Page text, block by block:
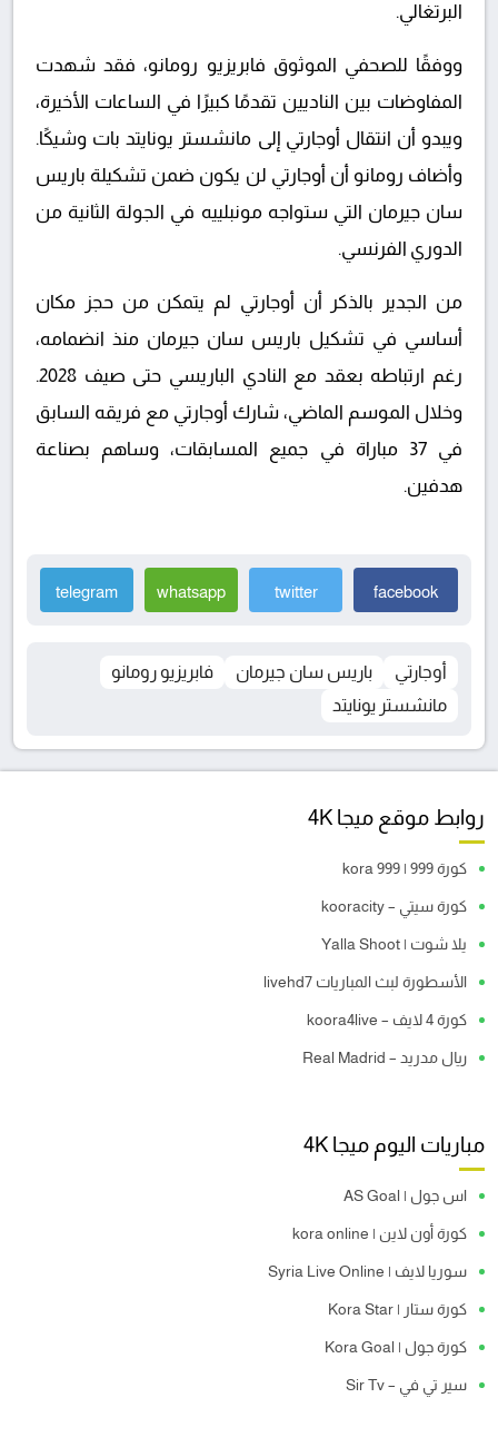
البرتغالي.
ووفقًا للصحفي الموثوق فابريزيو رومانو، فقد شهدت
المفاوضات بين الناديين تقدمًا كبيرًا في الساعات الأخيرة،
ويبدو أن انتقال أوجارتي إلى مانشستر يونايتد بات وشيكًا.
وأضاف رومانو أن أوجارتي لن يكون ضمن تشكيلة باريس
سان جيرمان التي ستواجه مونبلييه في الجولة الثانية من
الدوري الفرنسي.
من الجدير بالذكر أن أوجارتي لم يتمكن من حجز مكان
أساسي في تشكيل باريس سان جيرمان منذ انضمامه،
رغم ارتباطه بعقد مع النادي الباريسي حتى صيف 2028.
وخلال الموسم الماضي، شارك أوجارتي مع فريقه السابق
في 37 مباراة في جميع المسابقات، وساهم بصناعة
هدفين.
facebook
twitter
whatsapp
telegram
أوجارتي باريس سان جيرمان
فابريزيو رومانو
مانشستر يونايتد
روابط موقع ميجا 4K
كورة 999 | kora 999
كورة سيتي – kooracity
يلا شوت | Yalla Shoot
الأسطورة لبث المباريات livehd7
كورة 4 لايف – koora4live
ريال مدريد – Real Madrid
مباريات اليوم ميجا 4K
اس جول | AS Goal
كورة أون لاين | kora online
سوريا لايف | Syria Live Online
كورة ستار | Kora Star
كورة جول | Kora Goal
سير تي في – Sir Tv